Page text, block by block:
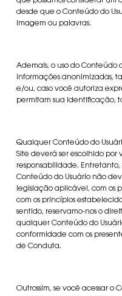
desde que o Conteúdo do
imagem ou palavras.
Ademais, o uso do Conteúdo
informações anonimizadas,
e/ou, caso você autoriza
permitam sua identificação,
Qualquer Conteúdo do
Site deverá ser escolhido por
responsabilidade.
Conteúdo do Usuário não
legislação aplicável, com os
com os princípios
sentido, reservamo-nos o
qualquer Conteúdo do
conformidade com os
de Conduta.
Outrossim, se você acessar o